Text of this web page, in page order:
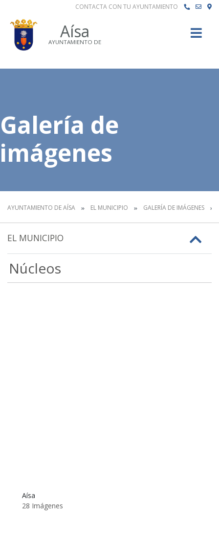
CONTACTA CON TU AYUNTAMIENTO
Aísa
AYUNTAMIENTO DE
Galería de
imágenes
AYUNTAMIENTO DE AÍSA EL MUNICIPIO GALERÍA DE IMÁGENES
EL MUNICIPIO
Núcleos
Aísa
28 Imágenes